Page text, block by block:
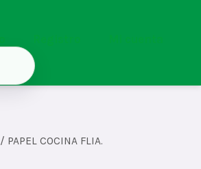
/ PAPEL COCINA FLIA.